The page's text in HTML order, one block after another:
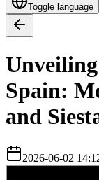
Toggle language
Spain:
and
2026-06-02